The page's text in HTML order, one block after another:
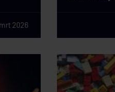
2026